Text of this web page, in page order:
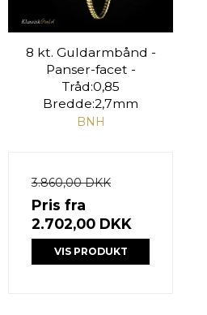
8 kt. Guldarmbånd -
Panser-facet -
Tråd:0,85
Bredde:2,7mm
BNH
3.860,00 DKK
Pris fra
2.702,00 DKK
VIS PRODUKT